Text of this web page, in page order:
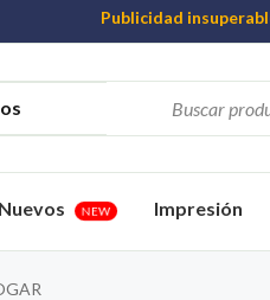
Publicidad
Más de 1000
Nuevos NEW Impresión